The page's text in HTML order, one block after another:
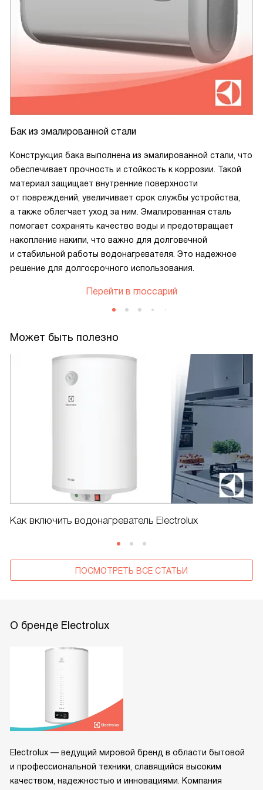
Бак из эмалированной стали
Конструкция бака выполнена из эмалированной стали, что
обеспечивает прочность и стойкость к коррозии. Такой
материал защищает внутренние поверхности
от повреждений, увеличивает срок службы устройства,
а также облегчает уход за ним. Эмалированная сталь
помогает сохранять качество воды и предотвращает
накопление накипи, что важно для долговечной
и стабильной работы водонагревателя. Это надежное
решение для долгосрочного использования.
Перейти в глоссарий
Может быть полезно
Как включить водонагреватель Electrolux
ПОСМОТРЕТЬ ВСЕ СТАТЬИ
О бренде Electrolux
Electrolux — ведущий мировой бренд в области бытовой
и профессиональной техники, славящийся высоким
качеством, надежностью и инновациями. Компания